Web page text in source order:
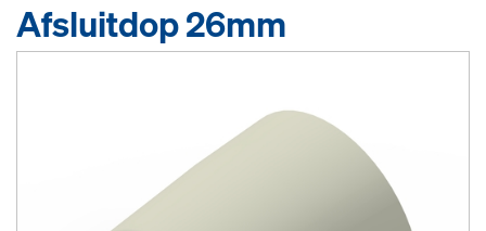
Afsluitdop 26mm